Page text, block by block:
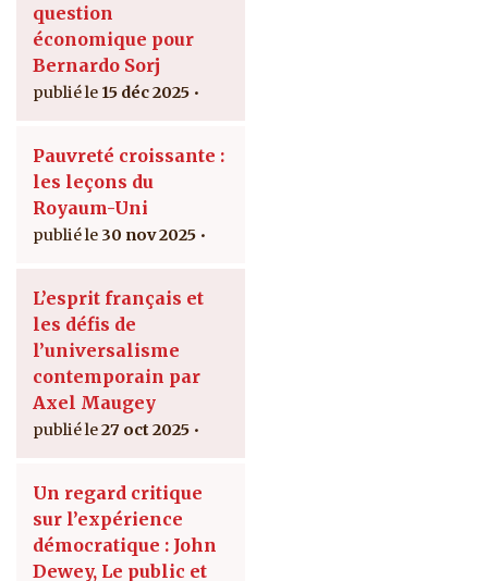
question
économique pour
Bernardo Sorj
15 déc 2025
Pauvreté croissante :
les leçons du
Royaum-Uni
30 nov 2025
L’esprit français et
les défis de
l’universalisme
contemporain par
Axel Maugey
27 oct 2025
Un regard critique
sur l’expérience
démocratique : John
Dewey, Le public et